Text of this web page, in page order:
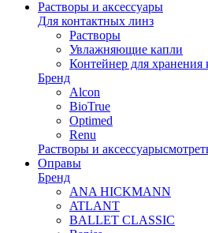
Растворы и аксессуары
Для контактных линз
Растворы
Увлажняющие капли
Контейнер для хранения
Бренд
Alcon
BioTrue
Optimed
Renu
Растворы и аксессуары
Оправы
Бренд
ANA HICKMANN
ATLANT
BALLET CLASSIC